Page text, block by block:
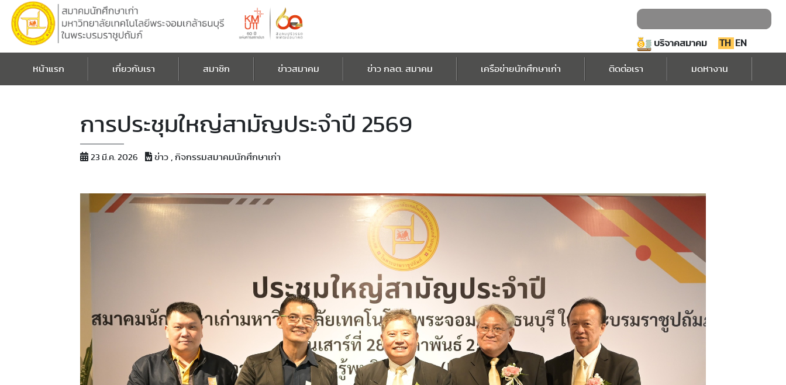
บริจาคสมาคม TH EN
หน้าแรก เกี่ยวกับเรา สมาชิก ข่าวสมาคม ข่าว กลต. สมาคม เครือข่ายนักศึกษาเก่า ติดต่อเรา มดหางาน
การประชุมใหญ่สามัญประจำปี 2569
23 มี.ค. 2026 ข่าว , กิจกรรมสมาคมนักศึกษาเก่า